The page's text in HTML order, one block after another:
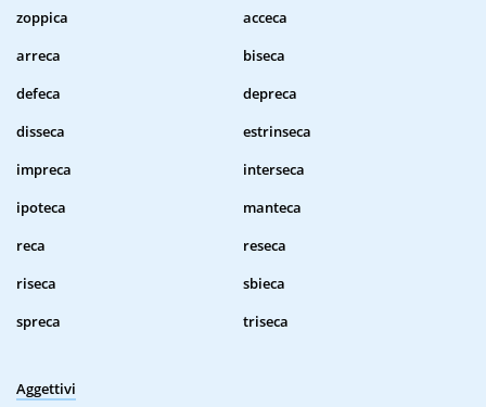
zoppica
acceca
arreca
biseca
defeca
depreca
disseca
estrinseca
impreca
interseca
ipoteca
manteca
reca
reseca
riseca
sbieca
spreca
triseca
Aggettivi